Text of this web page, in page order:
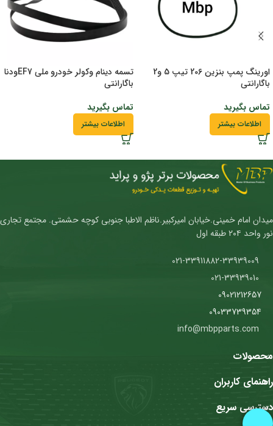
اورینگ پمپ بنزین 206 تیپ 5 و2
باگارانتی
تماس بگیرید
اطلاعات بیشتر
تسمه دینام وکولر خودرو ملی EF7ودنا
باگارانتی
تماس بگیرید
اطلاعات بیشتر
میدان امام خمینی.خیابان امیرکبیر.ناظم الاطبا جنوبی کوچه حشمتی. مجتمع تجاری
نور واحد ۲۰۴ طبقه اول
09021212657
09033739354
محصولات
راهنمای کاربران
دسترسی سریع